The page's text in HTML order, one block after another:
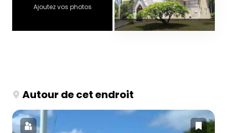
Ajoutez vos photos
Autour de cet endroit